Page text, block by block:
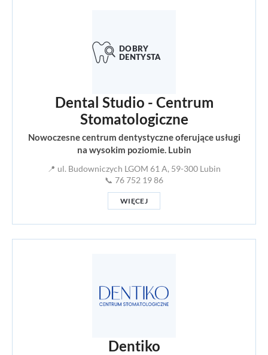
Dental Studio - Centrum
Stomatologiczne
Nowoczesne centrum dentystyczne oferujące usługi
na wysokim poziomie. Lubin
📍 ul. Budowniczych LGOM 61 A, 59-300 Lubin
📞 76 752 19 86
WIĘCEJ
Dentiko